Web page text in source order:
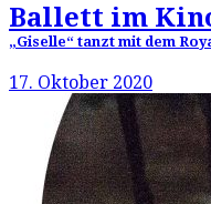
Ballett im
„Giselle“ tanzt mit dem
17. Oktober 2020